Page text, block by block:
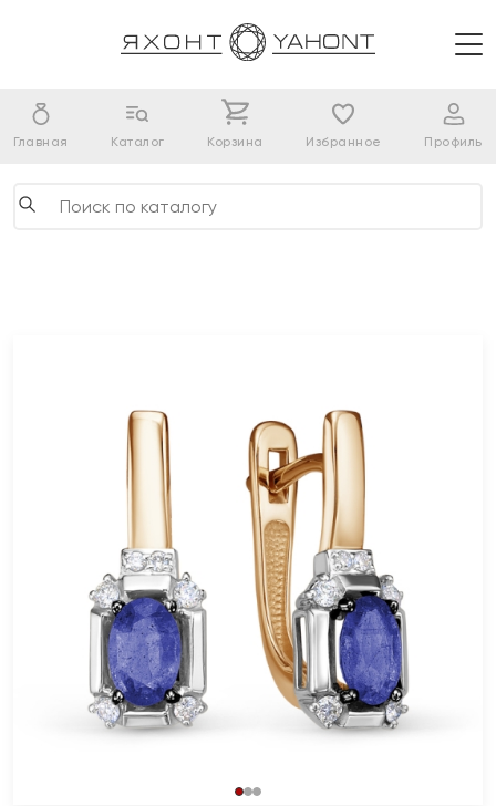
Главная Каталог Корзина Избранное Профиль